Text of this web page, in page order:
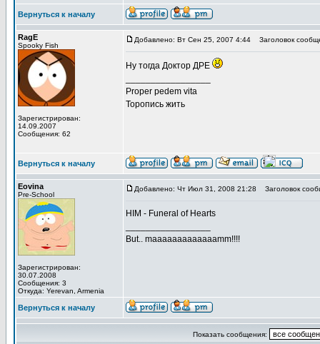
Вернуться к началу
RagE
Spooky Fish
Зарегистрирован:
14.09.2007
Сообщения: 62
Добавлено: Вт Сен 25, 2007 4:44 Заголовок
Ну тогда Доктор ДРЕ
Proper pedem vita
Торопись жить
Вернуться к началу
Eovina
Pre-School
Зарегистрирован:
30.07.2008
Сообщения: 3
Откуда: Yerevan, Armenia
Добавлено: Чт Июл 31, 2008 21:28 Заголовок
HIM - Funeral of Hearts
But.. maaaaaaaaaaaaamm!!!!
Вернуться к началу
Показать сообщения: